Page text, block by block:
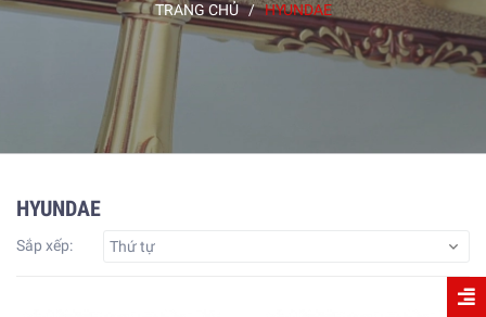
TRANG CHỦ / HYUNDAE
HYUNDAE
Sắp xếp: Thứ tự